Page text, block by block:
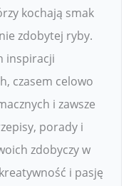
kochają smak
zdobytej ryby.
inspiracji
czasem celowo
i zawsze
porady i
zdobyczy w
i pasję